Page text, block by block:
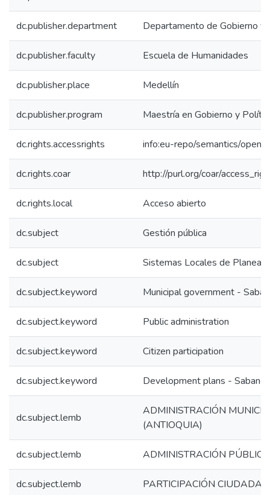
dc.publisher.department Departamento de Gobierno y
dc.publisher.faculty Escuela de Humanidades
dc.publisher.place Medellín
dc.publisher.program Maestría en Gobierno y
dc.rights.accessrights info:eu-repo/semantics/
dc.rights.coar http://purl.org/coar/
dc.rights.local Acceso abierto
dc.subject Gestión pública
dc.subject Sistemas Locales de
dc.subject.keyword Municipal government -
dc.subject.keyword Public administration
dc.subject.keyword Citizen participation
dc.subject.keyword Development plans -
dc.subject.lemb
ADMINISTRACIÓN
(ANTIOQUIA)
dc.subject.lemb ADMINISTRACIÓN PÚBLICA
dc.subject.lemb PARTICIPACIÓN